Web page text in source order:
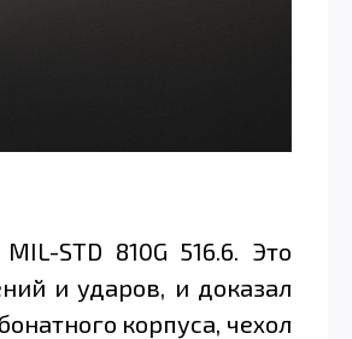
STD 810G 516.6. Это
и ударов, и доказал
корпуса, чехол